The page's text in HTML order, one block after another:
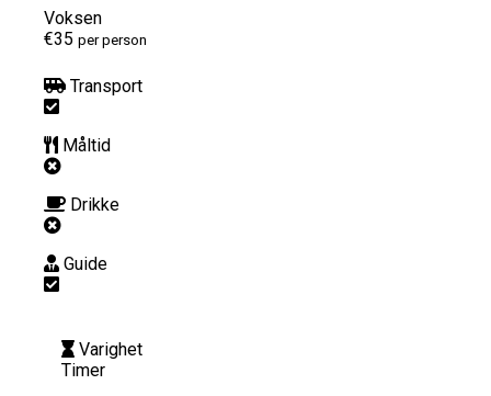
Voksen
€35 per person
Transport
Måltid
Drikke
Guide
Varighet
Timer